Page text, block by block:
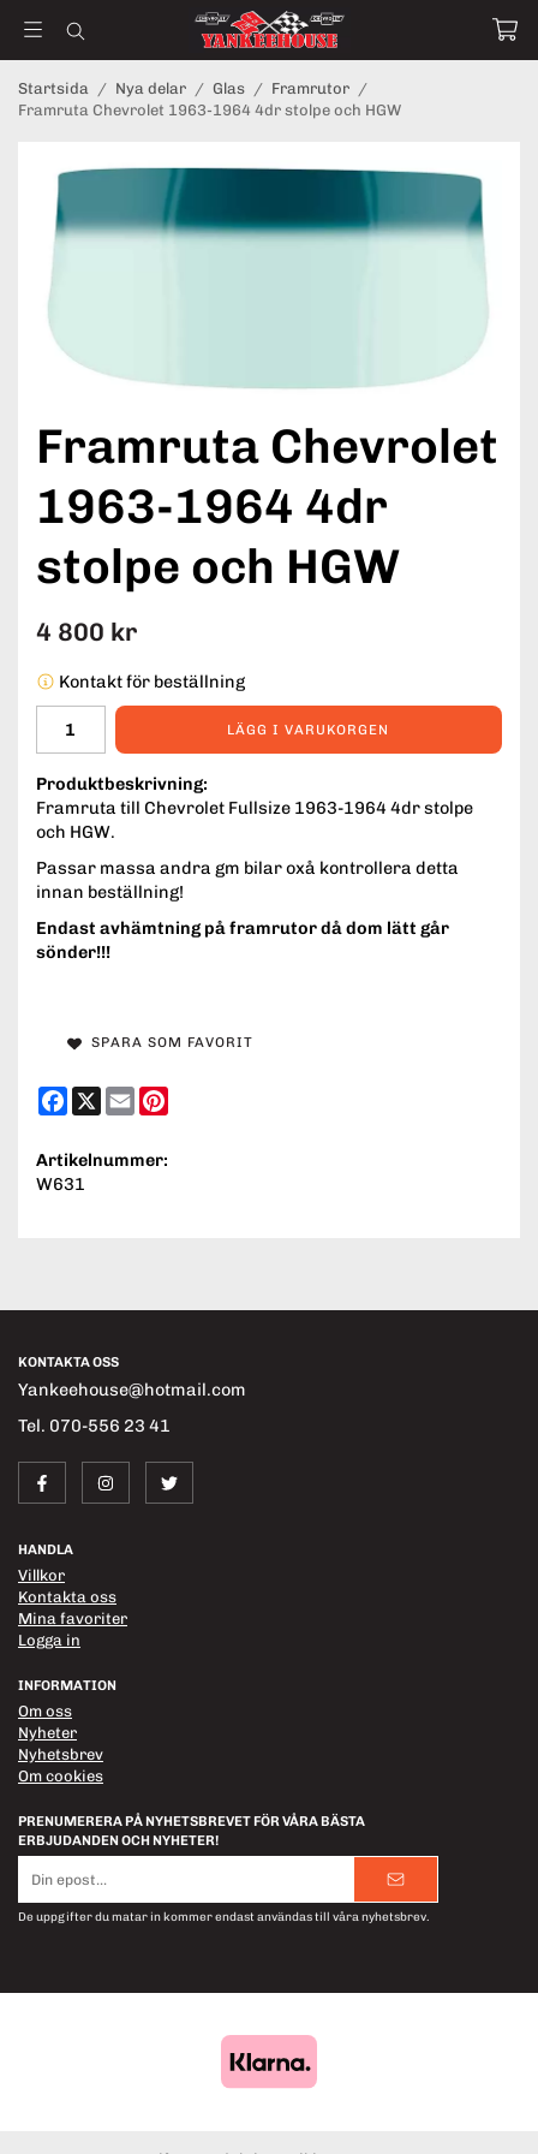
Startsida / Nya delar / Glas / Framrutor /
Framruta Chevrolet 1963-1964 4dr stolpe och HGW
Framruta Chevrolet
1963-1964 4dr
stolpe och HGW
4 800 kr
Kontakt för beställning
LÄGG I VARUKORGEN
Produktbeskrivning:
Framruta till Chevrolet Fullsize 1963-1964 4dr stolpe
och HGW.
Passar massa andra gm bilar oxå kontrollera detta
innan beställning!
Endast avhämtning på framrutor då dom lätt går
sönder!!!
SPARA SOM FAVORIT
Facebook
X Email
Artikelnummer:
W631
KONTAKTA OSS
Yankeehouse@hotmail.com
Tel. 070-556 23 41
HANDLA
Villkor
Kontakta oss
Mina favoriter
Logga in
INFORMATION
Om oss
Nyheter
Nyhetsbrev
Om cookies
PRENUMERERA PÅ NYHETSBREVET FÖR VÅRA BÄSTA
ERBJUDANDEN OCH NYHETER!
postadress
De uppgifter du matar in kommer endast användas till våra nyhetsbrev.